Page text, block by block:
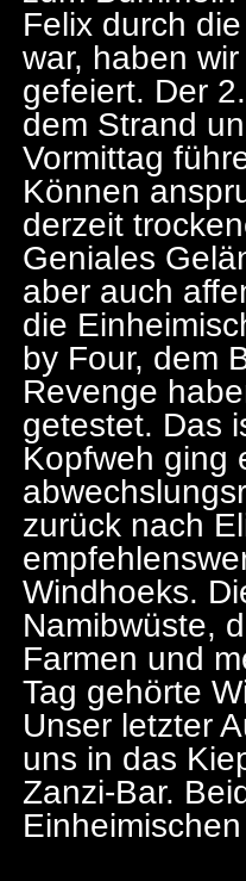
Felix durch
war, haben
gefeiert. Der
dem Strand
Vormittag
Können
derzeit
Geniales
aber auch
die
by Four, dem
Revenge
getestet. Das
Kopfweh ging
zurück nach
Windhoeks.
Namibwüste,
Farmen und
Tag gehörte
Unser letzter
uns in das
Zanzi-Bar.